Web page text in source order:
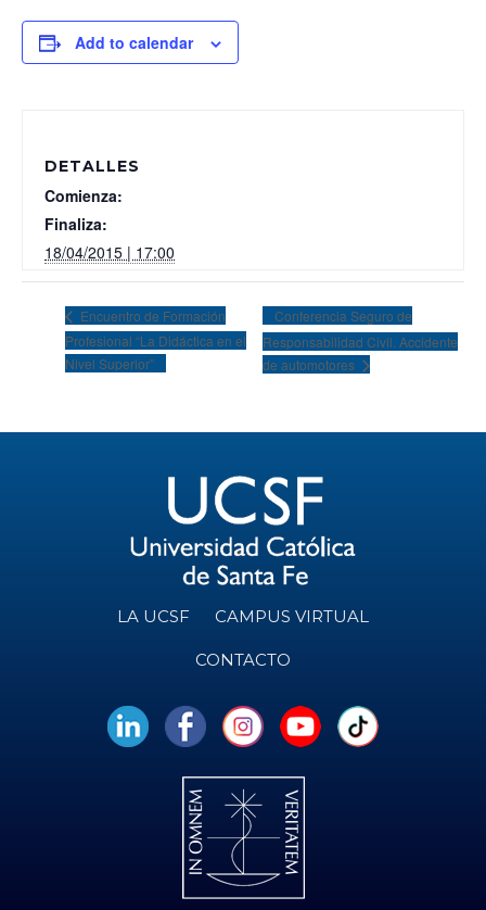
Add to calendar
DETALLES
Comienza:
Finaliza:
18/04/2015 | 17:00
Encuentro de Formación
Profesional “La Didáctica en el
Nivel Superior”
Conferencia Seguro de
Responsabilidad Civil. Accidente
de automotores
LA UCSF CAMPUS VIRTUAL
CONTACTO